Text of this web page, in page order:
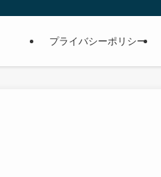
３０代男性。雪国のお寺で修行中。
プライバシーポリシー